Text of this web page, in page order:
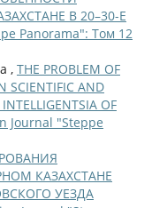
В 20–30-Е
Panorama": Том 12
, THE PROBLEM OF
SCIENTIFIC AND
OF
Journal "Steppe
КАЗАХСТАНЕ
УЕЗДА